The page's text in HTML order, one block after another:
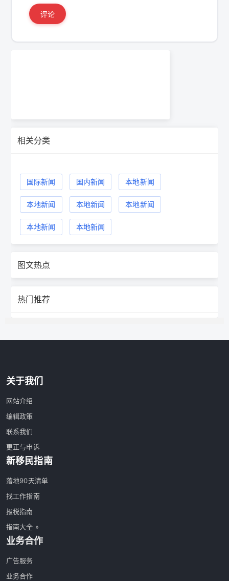
评论
相关分类
国际新闻 国内新闻 本地新闻
本地新闻 本地新闻 本地新闻
本地新闻 本地新闻
图文热点
热门推荐
关于我们
网站介绍
编辑政策
联系我们
更正与申诉
新移民指南
落地90天清单
找工作指南
报税指南
指南大全 »
业务合作
广告服务
业务合作